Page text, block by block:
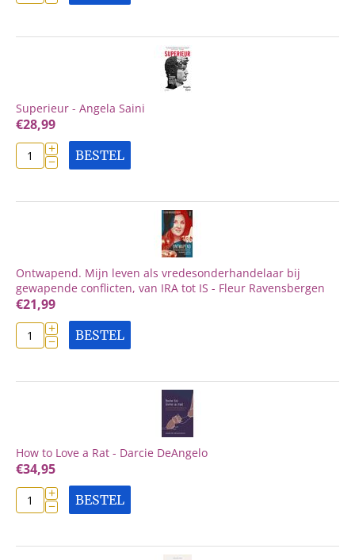
Superieur - Angela Saini
€28,99
+
− BESTEL
Ontwapend. Mijn leven als vredesonderhandelaar bij
gewapende conflicten, van IRA tot IS - Fleur Ravensbergen
€21,99
+
− BESTEL
How to Love a Rat - Darcie DeAngelo
€34,95
+
− BESTEL